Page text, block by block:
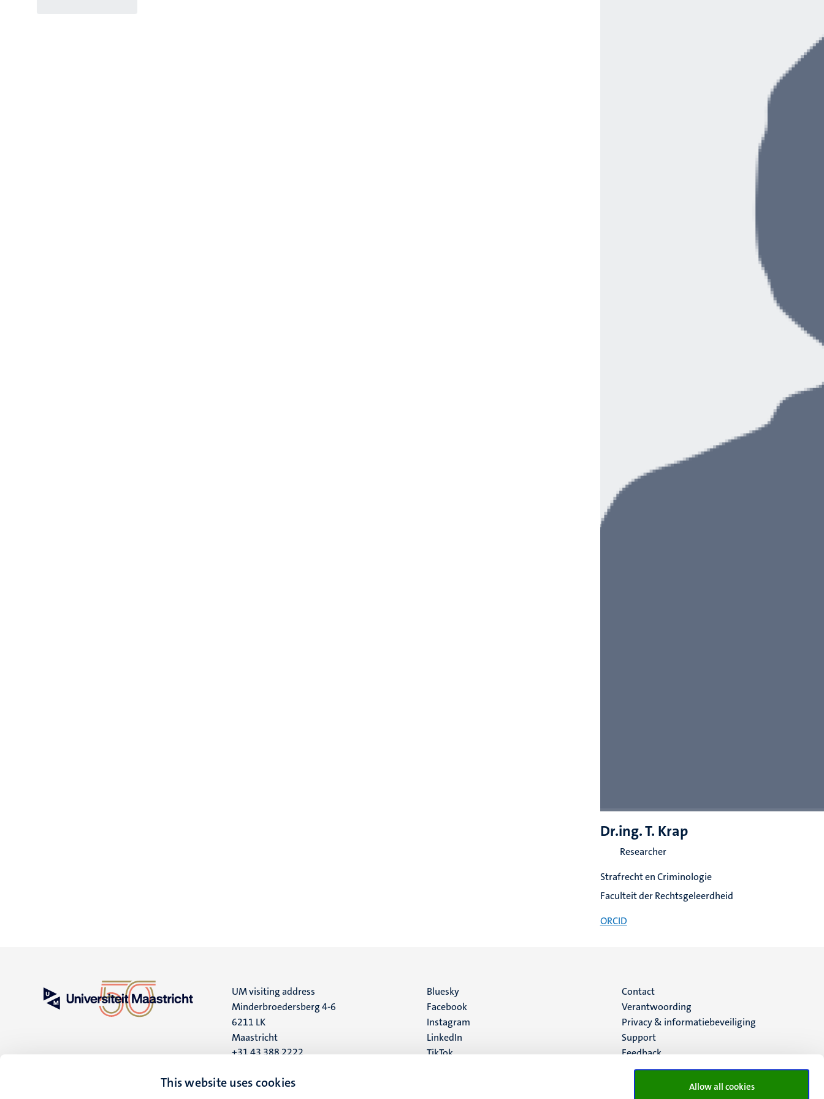
This website uses cookies Allow all cookies
Dr.ing. T. Krap
Researcher
Strafrecht en Criminologie
Faculteit der Rechtsgeleerdheid
ORCID
UM visiting address
Minderbroedersberg 4-6
6211 LK
Maastricht
+31 43 388 2222
UM postal address
Social
media
Bluesky
Facebook
Instagram
LinkedIn
TikTok
Menu
footer
(NL)
Contact
Verantwoording
Privacy & informatiebeveiliging
Support
Feedback